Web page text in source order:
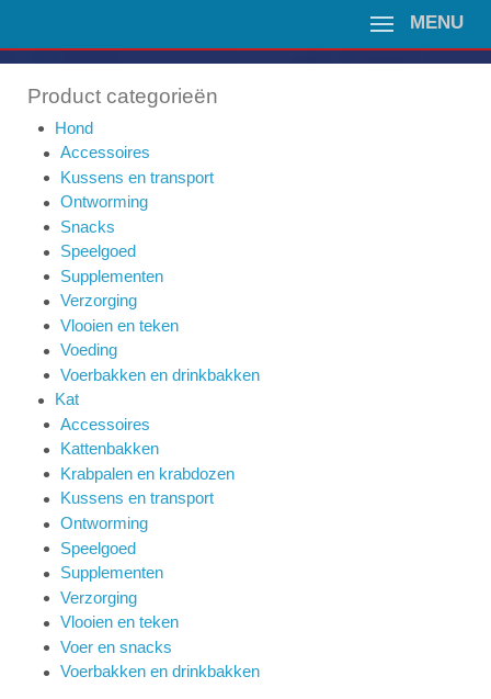
MENU
Product categorieën
Hond
Accessoires
Kussens en transport
Ontworming
Snacks
Speelgoed
Supplementen
Verzorging
Vlooien en teken
Voeding
Voerbakken en drinkbakken
Kat
Accessoires
Kattenbakken
Krabpalen en krabdozen
Kussens en transport
Ontworming
Speelgoed
Supplementen
Verzorging
Vlooien en teken
Voer en snacks
Voerbakken en drinkbakken